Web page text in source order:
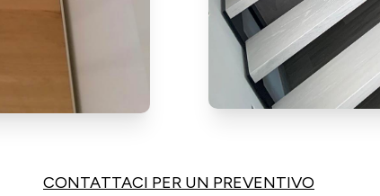
CONTATTACI PER UN PREVENTIVO